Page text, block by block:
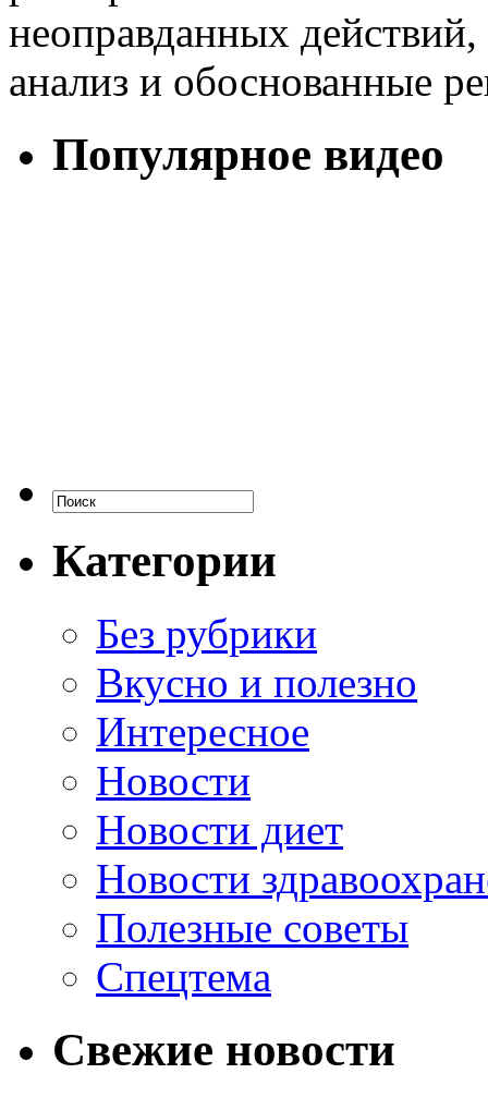
неоправданных
анализ и обоснованные
Популярное видео
Категории
Без рубрики
Вкусно и полезно
Интересное
Новости
Новости диет
Новости
Полезные советы
Спецтема
Свежие новости